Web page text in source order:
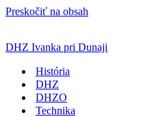
Preskočiť na obsah
DHZ Ivanka pri Dunaji
História
DHZ
DHZO
Technika